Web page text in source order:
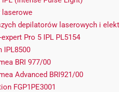
laserowe
depilatorów laserowych i
Pro 5 IPL PL5154
IPL8500
BRI 977/­00
Advanced BRI921/00
FGP1PE3001